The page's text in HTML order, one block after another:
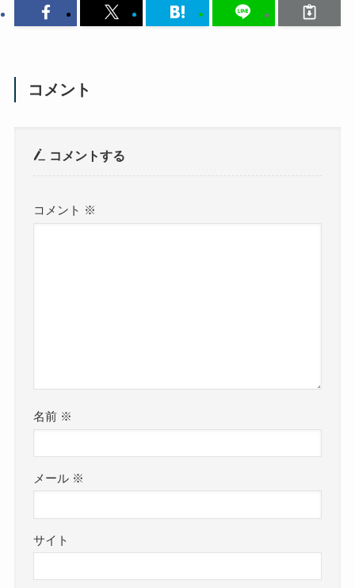
コメント
コメントする
コメント ※
名前 ※
メール ※
サイト